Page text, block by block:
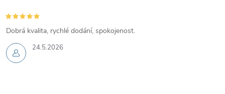
24.5.2026
Dobrá kvalita, rychlé dodání, spokojenost.